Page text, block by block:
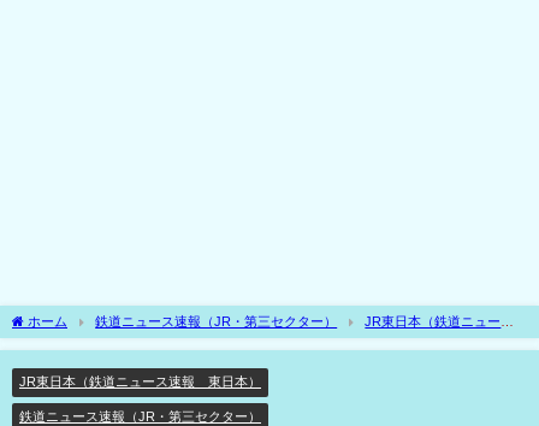
ホーム 鉄道ニュース速報（JR・第三セクター）
JR東日本（鉄道ニュース
速報 東日本）
6/11日の『JR東日本』のニュース
JR東日本（鉄道ニュース速報 東日本）
鉄道ニュース速報（JR・第三セクター）